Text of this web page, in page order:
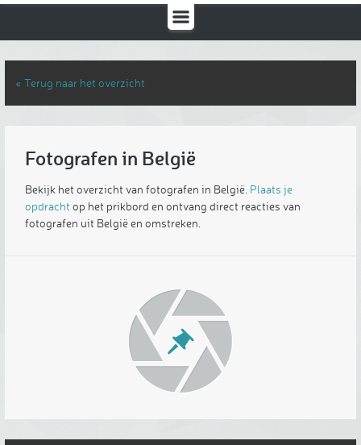
« Terug naar het overzicht
Fotografen in België
Bekijk het overzicht van fotografen in België. Plaats je
opdracht op het prikbord en ontvang direct reacties van
fotografen uit België en omstreken.